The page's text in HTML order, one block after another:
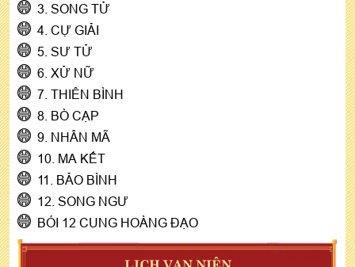
3. SONG TỬ
4. CỰ GIẢI
5. SƯ TỬ
6. XỬ NỮ
7. THIÊN BÌNH
8. BÒ CẠP
9. NHÂN MÃ
10. MA KẾT
11. BẢO BÌNH
12. SONG NGƯ
BÓI 12 CUNG HOÀNG ĐẠO
LỊCH VẠN NIÊN